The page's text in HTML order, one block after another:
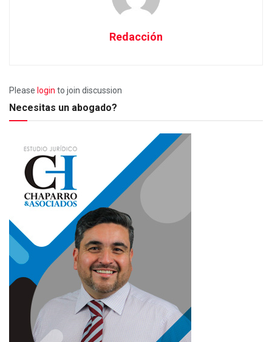
Redacción
Please login to join discussion
Necesitas un abogado?